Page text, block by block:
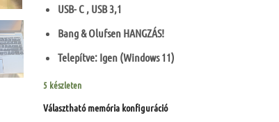
USB- C , USB 3,1
Bang & Olufsen HANGZÁS!
Telepítve: Igen (Windows 11)
5 készleten
Választható memória konfiguráció